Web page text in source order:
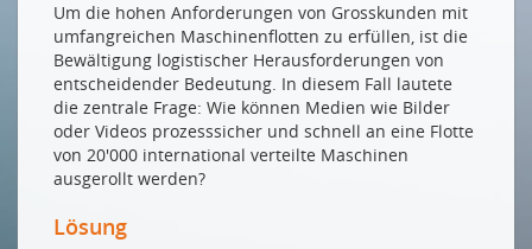
Um die hohen Anforderungen von Grosskunden mit
umfangreichen Maschinenflotten zu erfüllen, ist die
Bewältigung logistischer Herausforderungen von
entscheidender Bedeutung. In diesem Fall lautete
die zentrale Frage: Wie können Medien wie Bilder
oder Videos prozesssicher und schnell an eine Flotte
von 20'000 international verteilte Maschinen
ausgerollt werden?
Lösung